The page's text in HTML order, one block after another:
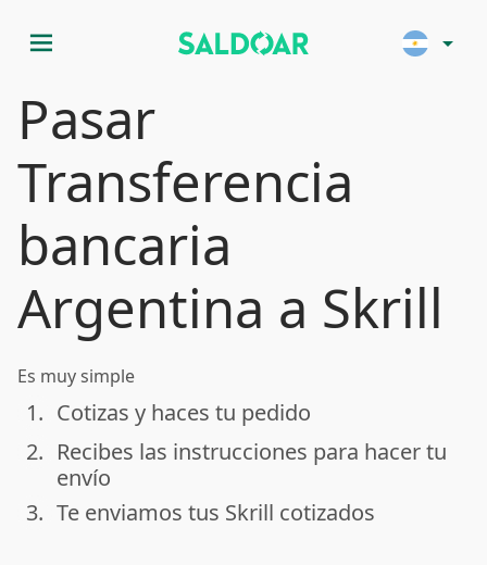
menu arrow_drop_down
Pasar
Transferencia
bancaria
Argentina a Skrill
Es muy simple
done
1. Cotizas y haces tu pedido
done
2. Recibes las instrucciones para hacer tu
envío
done
3. Te enviamos tus Skrill cotizados